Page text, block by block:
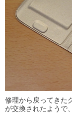
修理から戻ってきた
が交換されたようで